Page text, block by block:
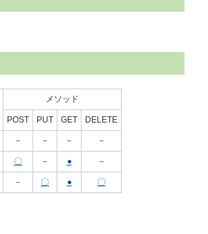
メソッド
POST PUT GET DELETE
－ － － －
〇 － ● －
－ 〇 ● 〇